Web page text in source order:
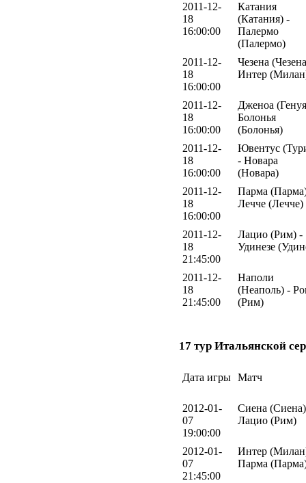
2011-12-
18
16:00:00
Катания
(Катания) -
Палермо
(Палермо)
2011-12-
18
16:00:00
Чезена
Интер
2011-12-
18
16:00:00
Дженоа
Болонья
(Болонья)
2011-12-
18
16:00:00
Ювентус
- Новара
(Новара)
2011-12-
18
16:00:00
Парма
Лечче (Лечче)
2011-12-
18
21:45:00
Лацио (Рим) -
Удинезе
2011-12-
18
21:45:00
Наполи
(Неаполь) -
(Рим)
17 тур Итальянской
Дата игры Матч
2012-01-
07
19:00:00
Сиена
Лацио (Рим)
2012-01-
07
21:45:00
Интер
Парма